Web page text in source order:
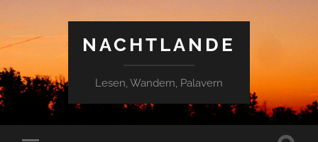
NACHTLANDE
Lesen, Wandern, Palavern